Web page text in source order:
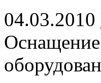
04.03.2010